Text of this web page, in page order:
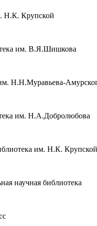
Н.К. Крупской
им. В.Я.Шишкова
Н.Н.Муравьева-
им. Н.А.Добролюбова
им. Н.К. Крупской
научная библиотека